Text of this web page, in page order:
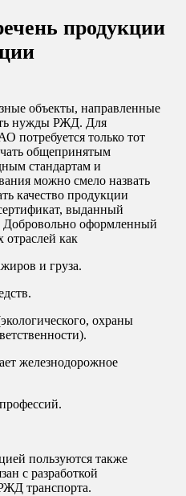
продукции
объекты, направленные
нужды РЖД. Для
потребуется только тот
общепринятым
стандартам и
можно смело назвать
качество продукции
выданный
Добровольно оформленный
отраслей как
и груза.
охраны
железнодорожное
пользуются также
с разработкой
транспорта.